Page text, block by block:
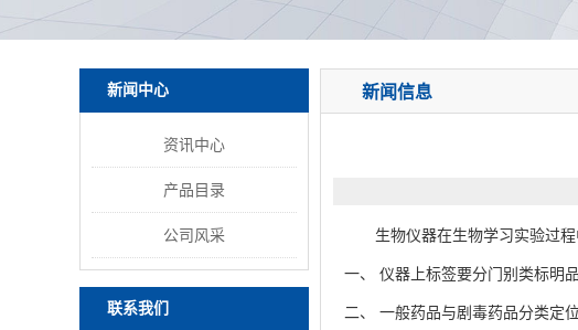
新闻中心
资讯中心
产品目录
公司风采
联系我们
新闻信息
生物仪器在生物学习实验过程
一、 仪器上标签要分门别类标明
二、 一般药品与剧毒药品分类定